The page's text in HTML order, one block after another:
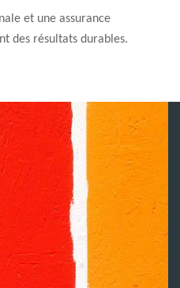
et une assurance
des résultats durables.